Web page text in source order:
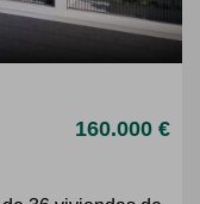
160.000 €